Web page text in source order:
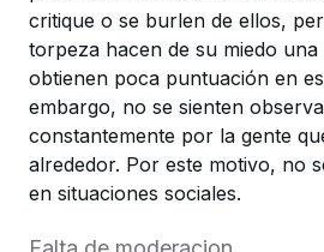
critique o se burlen de ellos,
torpeza hacen de su miedo una
obtienen poca puntuación en
embargo, no se sienten
constantemente por la gente
alrededor. Por este motivo, no
en situaciones sociales.